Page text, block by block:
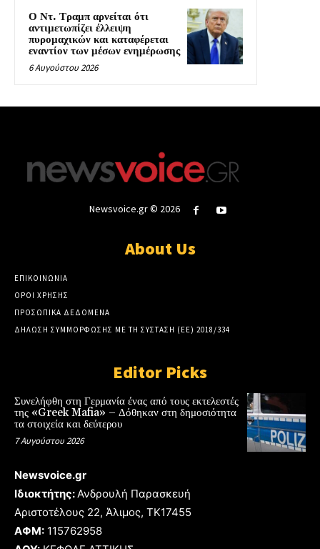
Ο Ντ. Τραμπ αρνείται ότι
αντιμετωπίζει έλλειψη
πυρομαχικών και καταφέρεται
εναντίον των μέσων ενημέρωσης
6 Αυγούστου 2026
Newsvoice.gr © 2026
About Us
ΕΠΙΚΟΙΝΩΝΙΑ
ΟΡΟΙ ΧΡΗΣΗΣ
ΠΡΟΣΩΠΙΚΑ ΔΕΔΟΜΕΝΑ
ΔΗΛΩΣΗ ΣΥΜΜΟΡΦΩΣΗΣ ΜΕ ΤΗ ΣΥΣΤΑΣΗ (ΕΕ) 2018/334
Editor Picks
Συνελήφθη στη Γερμανία ένας από τους εκτελεστές
της «Greek Mafia» – Δόθηκαν στη δημοσιότητα
τα στοιχεία και δεύτερου
7 Αυγούστου 2026
Newsvoice.gr
Ιδιοκτήτης:Ανδρουλή Παρασκευή
Αριστοτέλους 22, Άλιμος, TK17455
ΑΦΜ: 115762958